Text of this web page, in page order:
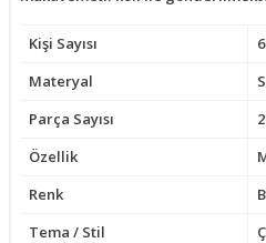
Kişi Sayısı
Materyal
Parça Sayısı
Özellik
Renk
Tema / Stil